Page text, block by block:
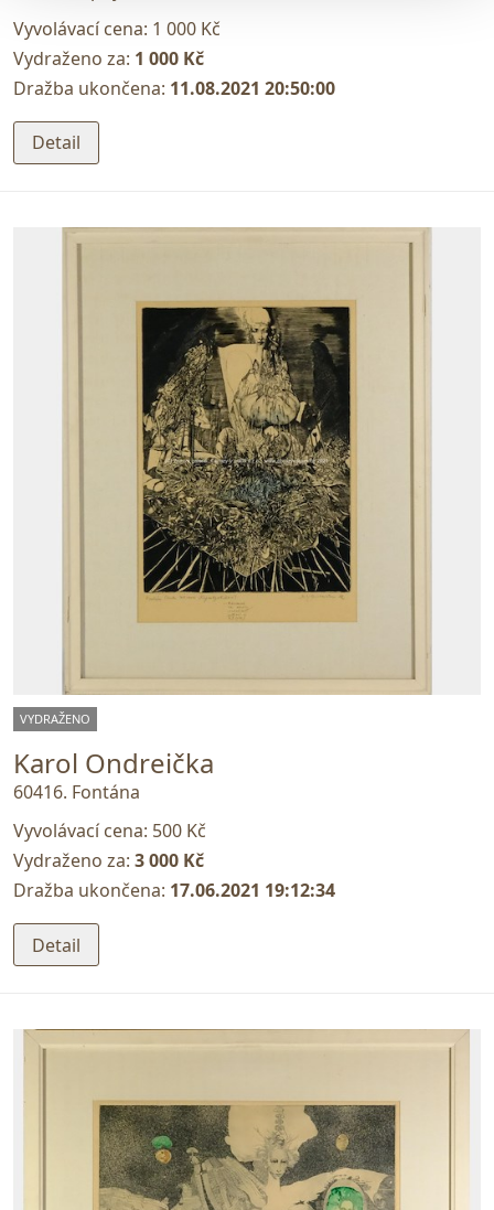
Vyvolávací cena: 1 000 Kč
Vydraženo za: 1 000 Kč
Dražba ukončena: 11.08.2021 20:50:00
Detail
VYDRAŽENO
Karol Ondreička
60416. Fontána
Vyvolávací cena: 500 Kč
Vydraženo za: 3 000 Kč
Dražba ukončena: 17.06.2021 19:12:34
Detail